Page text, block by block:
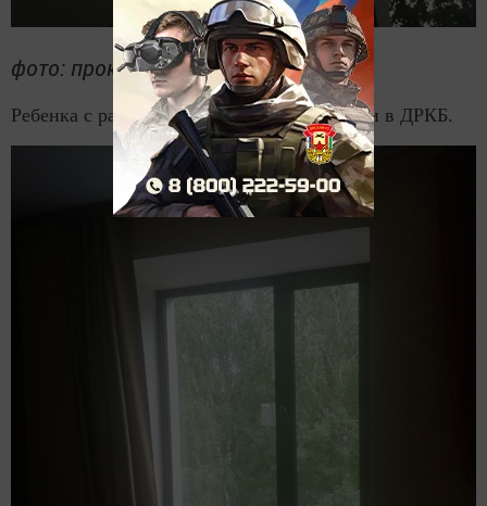
фото: прокуратура РТ
Ребенка с различными травмами доставили в ДРКБ.